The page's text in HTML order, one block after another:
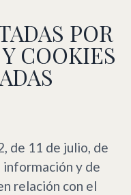
POR
COOKIES
de 11 de julio, de
información y de
relación con el